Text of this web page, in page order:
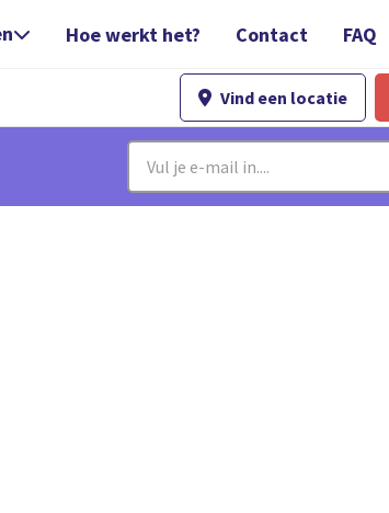
 Hoe werkt het? Contact FAQ
 Vind een locatie